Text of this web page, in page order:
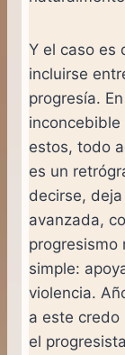
Y el caso es
incluirse
progresía.
estos, todo
es un
decirse,
avanzada,
progresismo
simple:
violencia.
a este credo
el